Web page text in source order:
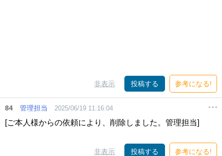
非表示 投稿する 参考になる!
84 管理担当 2025/06/19 11:16:04
[ご本人様からの依頼により、削除しました。管理担当]
非表示 投稿する 参考になる!